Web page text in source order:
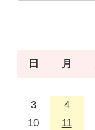
日 月
3
4
10
11